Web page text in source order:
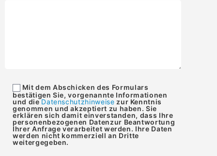
Mit dem Abschicken des Formulars
bestätigen Sie, vorgenannte Informationen
und dieDatenschutzhinweise zur Kenntnis
genommen und akzeptiert zu haben. Sie
erklären sich damit einverstanden, dass Ihre
personenbezogenen Datenzur Beantwortung
Ihrer Anfrage verarbeitet werden. Ihre Daten
werden nicht kommerziell an Dritte
weitergegeben.